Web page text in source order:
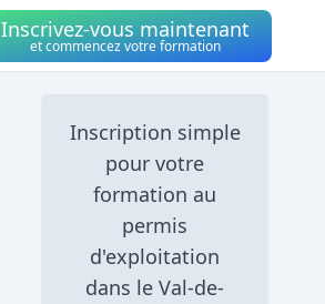
Inscrivez-vous maintenant
et commencez votre formation
Inscription simple
pour votre
formation au
permis
d'exploitation
dans le Val-de-